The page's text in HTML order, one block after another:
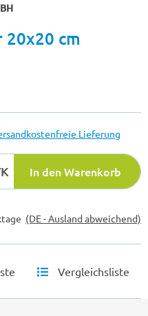
20x20 cm
Lieferung
In den Warenkorb
(DE - Ausland abweichend)
Vergleichsliste